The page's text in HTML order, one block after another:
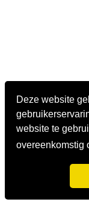
Deze website
website te
overeenkomstig